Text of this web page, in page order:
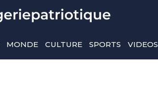
MONDE CULTURE SPORTS VIDEOS